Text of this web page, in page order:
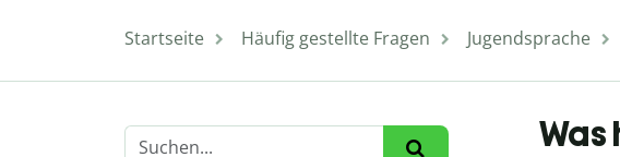
Startseite Häufig gestellte Fragen Jugendsprache
Was